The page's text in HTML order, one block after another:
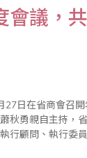
會議，
日在省商會召
秋勇親自主持，
行顧問、執行委